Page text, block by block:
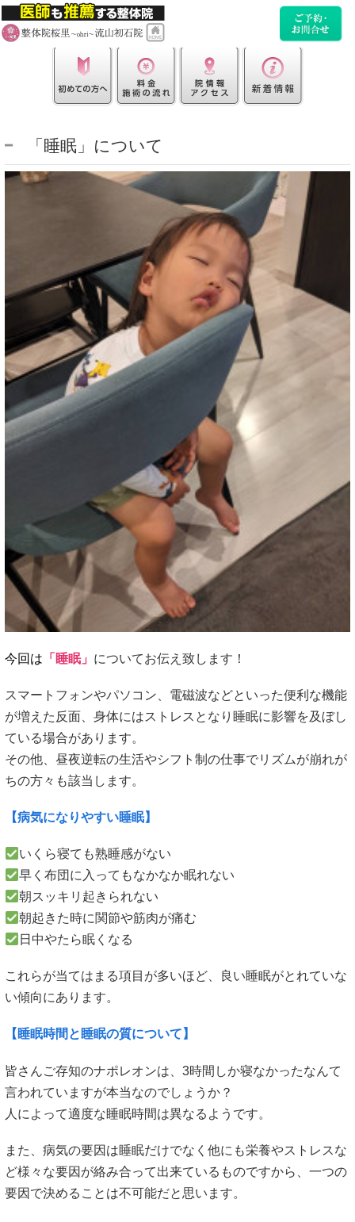
「睡眠」について
今回は 「睡眠」 についてお伝え致します！
スマートフォンやパソコン、電磁波などといった便利な機能
が増えた反面、身体にはストレスとなり睡眠に影響を及ぼし
ている場合があります。
その他、昼夜逆転の生活やシフト制の仕事でリズムが崩れが
ちの方々も該当します。
【病気になりやすい睡眠】
いくら寝ても熟睡感がない
早く布団に入ってもなかなか眠れない
朝スッキリ起きられない
朝起きた時に関節や筋肉が痛む
日中やたら眠くなる
これらが当てはまる項目が多いほど、良い睡眠がとれていな
い傾向にあります。
【睡眠時間と睡眠の質について】
皆さんご存知のナポレオンは、3時間しか寝なかったなんて
言われていますが本当なのでしょうか？
人によって適度な睡眠時間は異なるようです。
また、病気の要因は睡眠だけでなく他にも栄養やストレスな
ど様々な要因が絡み合って出来ているものですから、一つの
要因で決めることは不可能だと思います。